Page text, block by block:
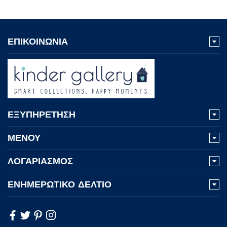
ΕΠΙΚΟΙΝΩΝΙΑ
ΕΞΥΠΗΡΕΤΗΣΗ
ΜΕΝΟΥ
ΛΟΓΑΡΙΑΣΜΟΣ
ΕΝΗΜΕΡΩΤΙΚΟ ΔΕΛΤΙΟ